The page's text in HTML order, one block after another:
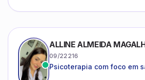
ALLINE ALMEIDA
09/22216
Psicoterapia com foco em